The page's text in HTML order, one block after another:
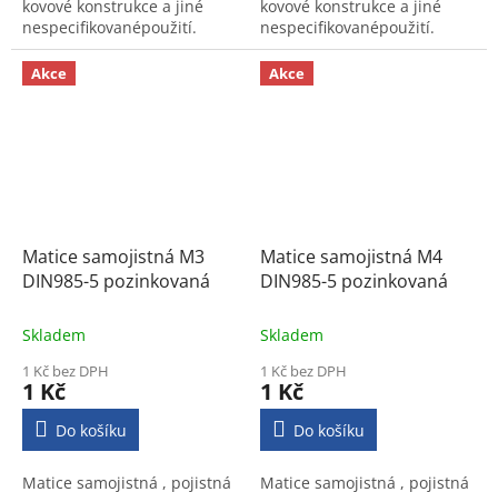
kovové konstrukce a jiné
nespecifikovanépoužití.
Výrobek nalézá uplatnění ve
strojírenství a ve
stavebnictví.
kovové konstrukce a jiné
nespecifikovanépoužití.
Výrobek nalézá uplatnění ve
strojírenství a ve
stavebnictví.
Akce
Matice samojistná M3
DIN985-5 pozinkovaná
Skladem
1 Kč bez DPH
1 Kč
Do košíku
Matice samojistná , pojistná
Akce
Matice samojistná M4
DIN985-5 pozinkovaná
Skladem
1 Kč bez DPH
1 Kč
Do košíku
Matice samojistná , pojistná